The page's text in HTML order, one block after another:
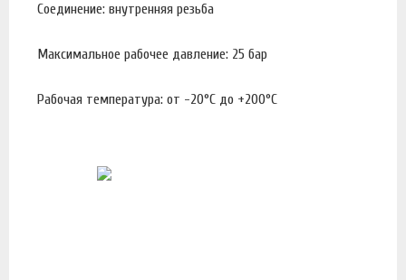
Соединение: внутренняя резьба
Максимальное рабочее давление: 25 бар
Рабочая температура: от -20°С до +200°С